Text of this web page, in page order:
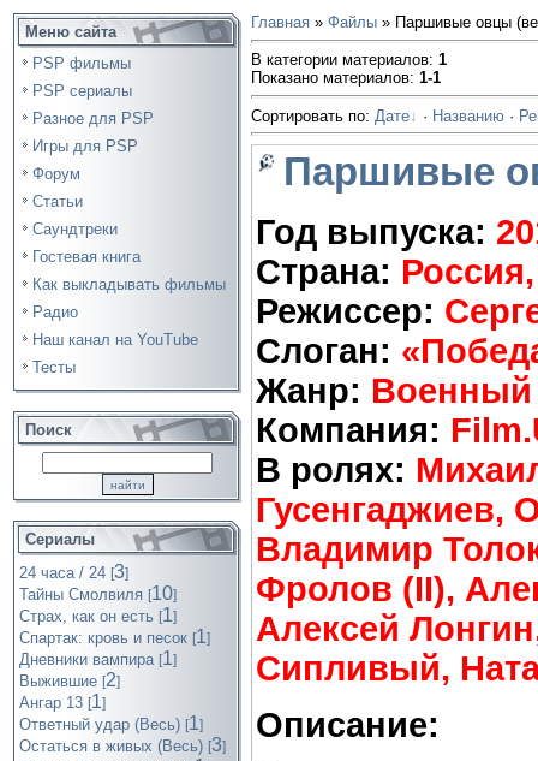
Меню сайта
PSP фильмы
PSP сериалы
Разное для PSP
Игры для PSP
Форум
Статьи
Саундтреки
Гостевая книга
Как выкладывать фильмы
Радио
Наш канал на YouTube
Тесты
Поиск
Сериалы
24 часа / 24 [3]
Тайны Смолвиля [10]
Страх, как он есть [1]
Спартак: кровь и песок [1]
Дневники вампира [1]
Выжившие [2]
Ангар 13 [1]
Ответный удар (Весь) [1]
Остаться в живых (Весь) [3]
Главная » Файлы » Паршивые овцы
В категории материалов: 1
Показано материалов: 1-1
Сортировать по: Дате · Названию ·
Паршивые
Год выпуска:
Страна:
Режиссер:
Слоган:
Жанр: Военный
Компания:
В ролях:
Гусенгаджиев,
Владимир
Фролов (II),
Алексей
Сипливый,
Описание: